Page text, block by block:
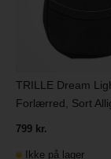
TRILLE Dream
Forlærred, Sort
799 kr.
Ikke på lager